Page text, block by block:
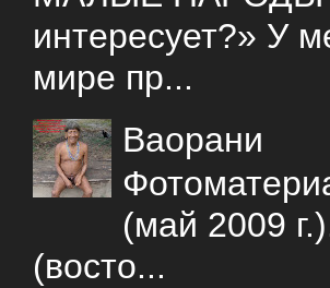
интересует?» У
мире пр...
Ваорани
(май 2009
(восто...